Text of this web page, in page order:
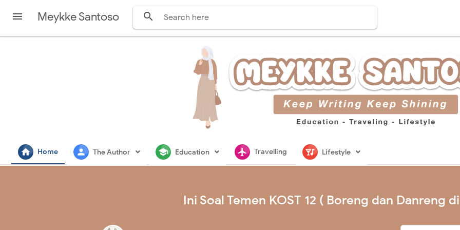
 Meykke Santoso 
home Home person The Author school Education flightsmodeTravelling nightlife Lifestyle
Ini Soal Temen KOST 12 ( Boreng dan Danreng